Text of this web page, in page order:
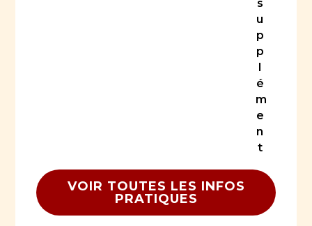
s
u
p
p
é
m
e
n
t
VOIR TOUTES LES INFOS
PRATIQUES